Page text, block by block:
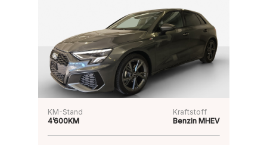
KM-Stand
4’600KM
Kraftstoff
Benzin MHEV